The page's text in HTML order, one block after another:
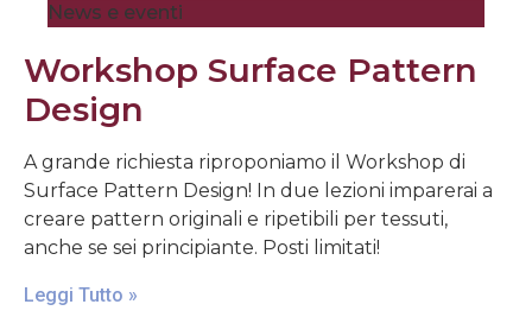
News e eventi
Workshop Surface Pattern
Design
A grande richiesta riproponiamo il Workshop di
Surface Pattern Design! In due lezioni imparerai a
creare pattern originali e ripetibili per tessuti,
anche se sei principiante. Posti limitati!
Leggi Tutto »